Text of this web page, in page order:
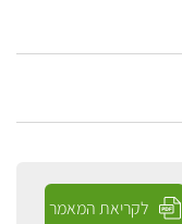
לקריאת המאמר